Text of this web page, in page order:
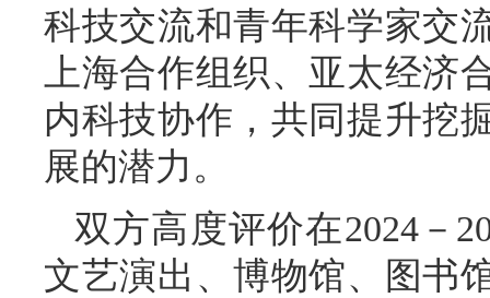
科技交流和青年科学家交
上海合作组织、亚太经济
内科技协作，共同提升挖
展的潜力。
双方高度评价在2024－
文艺演出、博物馆、图书